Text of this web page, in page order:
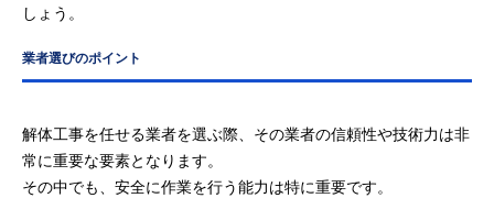
しょう。
業者選びのポイント
解体工事を任せる業者を選ぶ際、その業者の信頼性や技術力は非
常に重要な要素となります。
その中でも、安全に作業を行う能力は特に重要です。